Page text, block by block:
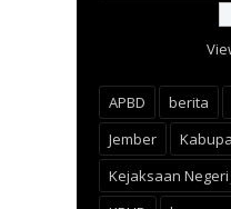
APBD berita
Jember
Kejaksaan Negeri